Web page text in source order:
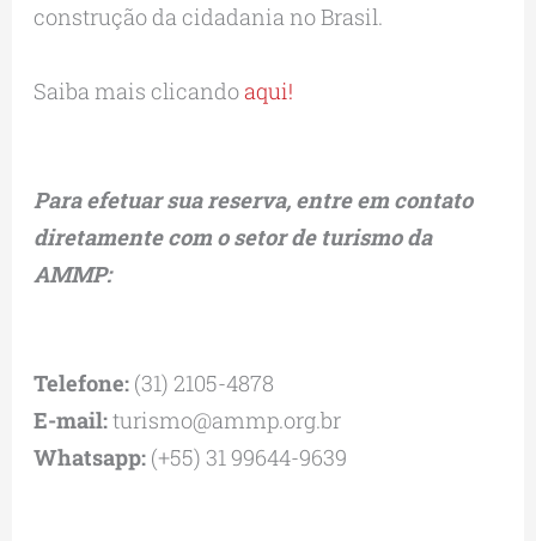
construção da cidadania no Brasil.
Saiba mais clicandoaqui!
Para efetuar sua reserva, entre em contato
diretamente com o setor de turismo da
AMMP:
Telefone: (31) 2105-4878
E-mail:turismo@ammp.org.br
Whatsapp: (+55) 31 99644-9639